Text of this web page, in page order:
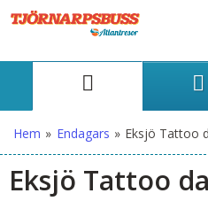
Hem » Endagars » Eksjö Tattoo
Eksjö Tattoo